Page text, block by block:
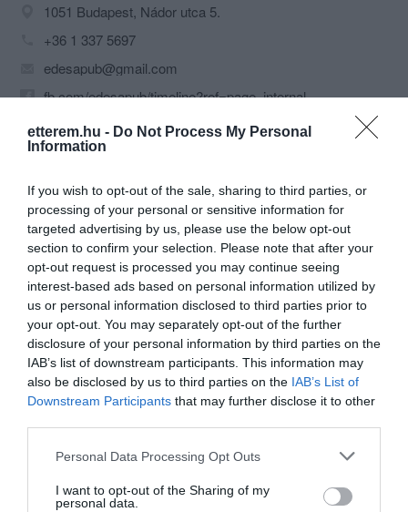
etterem.hu - Do Not Process My Personal
Information
If you wish to opt-out of the sale, sharing to third parties, or
processing of your personal or sensitive information for
targeted advertising by us, please use the below opt-out
section to confirm your selection. Please note that after your
opt-out request is processed you may continue seeing
interest-based ads based on personal information utilized by
us or personal information disclosed to third parties prior to
your opt-out. You may separately opt-out of the further
disclosure of your personal information by third parties on the
IAB’s list of downstream participants. This information may
also be disclosed by us to third parties on the IAB’s List of
Downstream Participants that may further disclose it to other
Please note that this website/app uses one or more Google
not limited to your visit or usage behaviour. You may click to
Personal Data Processing Opt Outs
I want to opt-out of the Sharing of my
personal data.
borokkal és sörökkel korrekt áron, ha
Édesapa szervez majd koncerteket,
sem veti meg, de ezekről később.
1051 Budapest, Nádor utca 5.
+36 1 337 5697
edesapub@gmail.com
fb.com/edesapub/timeline?ref=page_internal
Probléma jelentése Te vagy a tulajdonos?